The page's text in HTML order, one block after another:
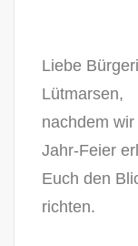
Liebe
Lütmarsen,
nachdem
Jahr-Feier
Euch den
richten.